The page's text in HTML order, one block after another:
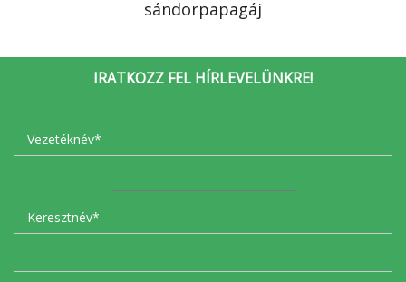
sándorpapagáj
IRATKOZZ FEL HÍRLEVELÜNKRE!